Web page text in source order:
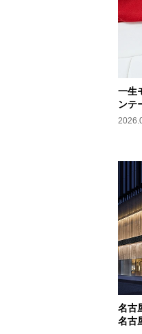
一生
ンテ
名古
名古